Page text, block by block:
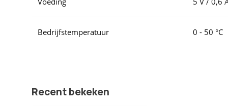
Bedrijfstemperatuur 0 - 50 °C
Recent bekeken